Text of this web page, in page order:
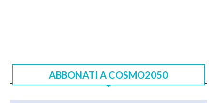
ABBONATI A COSMO2050